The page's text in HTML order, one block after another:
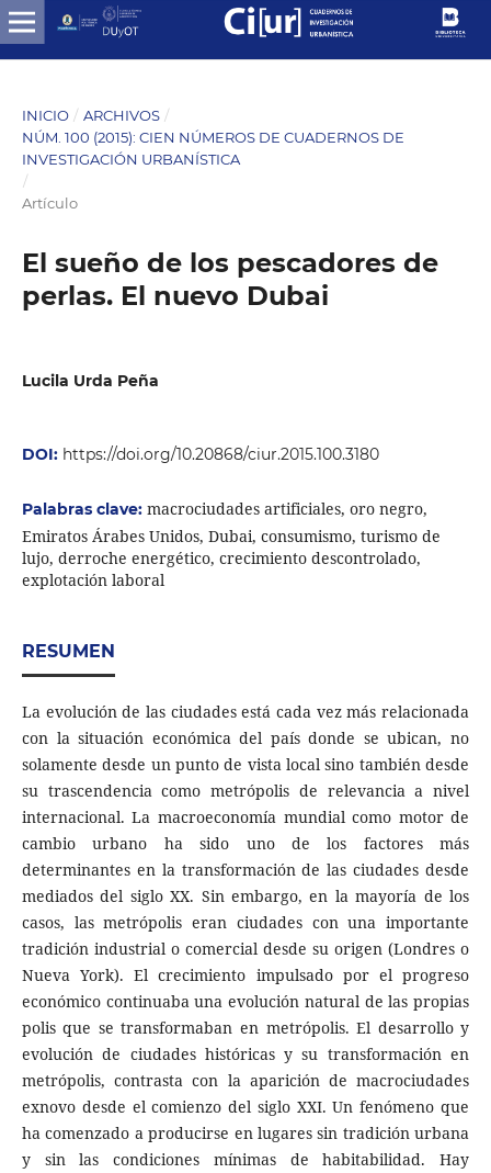
INICIO / ARCHIVOS /
NÚM. 100 (2015): CIEN NÚMEROS DE CUADERNOS DE
INVESTIGACIÓN URBANÍSTICA
/
Artículo
El sueño de los pescadores de
perlas. El nuevo Dubai
Lucila Urda Peña
DOI: https://doi.org/10.20868/ciur.2015.100.3180
Palabras clave: macrociudades artificiales, oro negro,
Emiratos Árabes Unidos, Dubai, consumismo, turismo de
lujo, derroche energético, crecimiento descontrolado,
explotación laboral
RESUMEN
La evolución de las ciudades está cada vez más relacionada
con la situación económica del país donde se ubican, no
solamente desde un punto de vista local sino también desde
su trascendencia como metrópolis de relevancia a nivel
internacional. La macroeconomía mundial como motor de
cambio urbano ha sido uno de los factores más
determinantes en la transformación de las ciudades desde
mediados del siglo XX. Sin embargo, en la mayoría de los
casos, las metrópolis eran ciudades con una importante
tradición industrial o comercial desde su origen (Londres o
Nueva York). El crecimiento impulsado por el progreso
económico continuaba una evolución natural de las propias
polis que se transformaban en metrópolis. El desarrollo y
evolución de ciudades históricas y su transformación en
metrópolis, contrasta con la aparición de macrociudades
exnovo desde el comienzo del siglo XXI. Un fenómeno que
ha comenzado a producirse en lugares sin tradición urbana
y sin las condiciones mínimas de habitabilidad. Hay